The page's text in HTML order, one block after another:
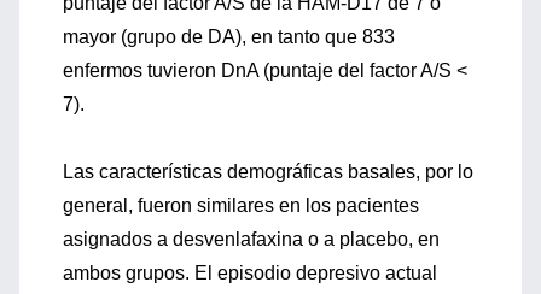
mayor (grupo de DA), en tanto que 833
enfermos tuvieron DnA (puntaje del factor A/S <
7).
Las características demográficas basales, por lo
general, fueron similares en los pacientes
asignados a desvenlafaxina o a placebo, en
ambos grupos. El episodio depresivo actual